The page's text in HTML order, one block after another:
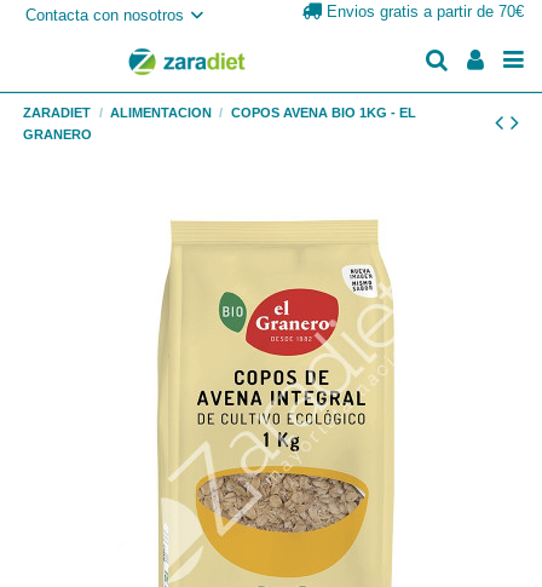
Contacta con nosotros Envios gratis a partir de 70€
ZARADIET ALIMENTACION
COPOS AVENA BIO 1KG - EL
GRANERO